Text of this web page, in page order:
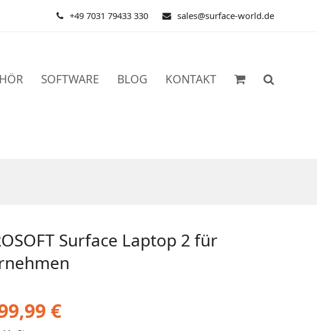
+49 7031 79433 330 sales@surface-world.de
SOFTWARE BLOG KONTAKT
Surface Laptop 2 für
€